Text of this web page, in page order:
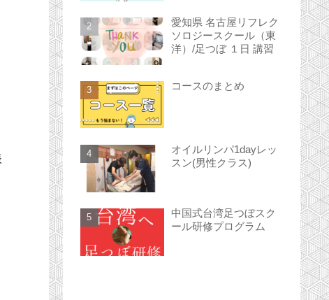
愛知県 名古屋リフレク
ソロジースクール（東
洋）/足つぼ １日 講習
コースのまとめ
オイルリンパ1dayレッ
スン(男性クラス)
中国式台湾足つぼスク
ール研修プログラム